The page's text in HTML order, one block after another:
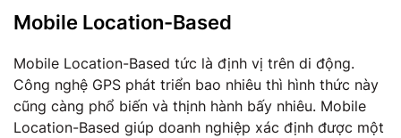
Mobile Location-Based
Mobile Location-Based tức là định vị trên di động.
Công nghệ GPS phát triển bao nhiêu thì hình thức này
cũng càng phổ biến và thịnh hành bấy nhiêu. Mobile
Location-Based giúp doanh nghiệp xác định được một